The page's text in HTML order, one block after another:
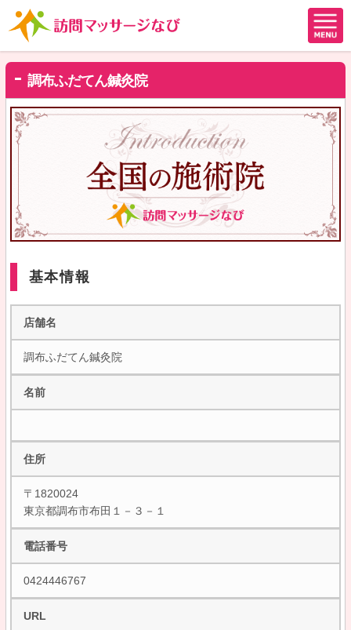
調布ふだてん鍼灸院
基本情報
店舗名
調布ふだてん鍼灸院
名前
住所
〒1820024
東京都調布市布田１－３－１
電話番号
0424446767
URL